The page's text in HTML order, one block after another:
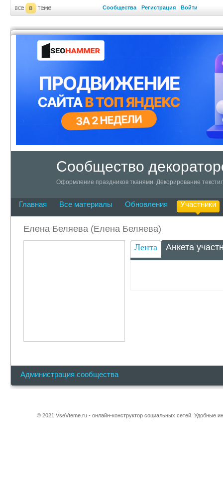
Сообщества Регистрация Войти
Сообщество
Оформление праздников тканями. Декорирование
Главная Все материалы Обновления Участники
Елена Беляева (Елена Беляева)
Лента
Анкета
Администрация сообщества
© 2021 VseVteme.ru - онлайн-конструктор социальных сетей. Удобные